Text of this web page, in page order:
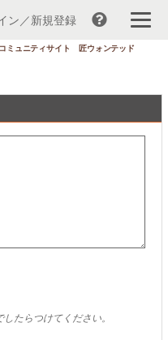
ン／新規登録
ミュニティサイト 匠ウォンテッド
たらつけてください。